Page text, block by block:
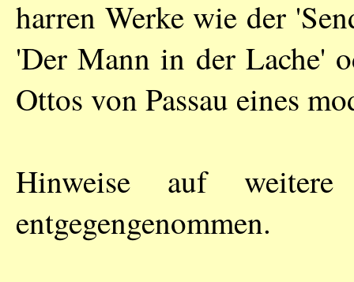
harren Werke wie der
'Der Mann in der Lache'
Ottos von Passau eines
Hinweise auf weitere
entgegengenommen.